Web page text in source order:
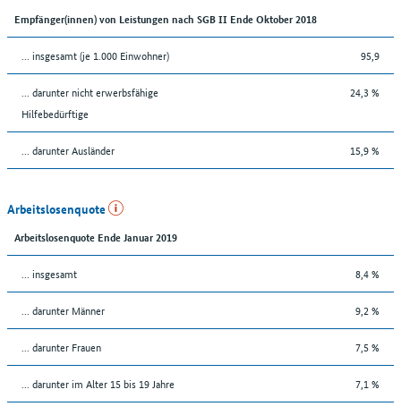
Empfänger(innen) von Leistungen nach SGB II Ende Oktober 2018
... insgesamt (je 1.000 Einwohner) 95,9
... darunter nicht erwerbsfähige
Hilfebedürftige
24,3 %
... darunter Ausländer 15,9 %
Arbeitslosenquote
Arbeitslosenquote Ende Januar 2019
... insgesamt 8,4 %
... darunter Männer 9,2 %
... darunter Frauen 7,5 %
... darunter im Alter 15 bis 19 Jahre 7,1 %